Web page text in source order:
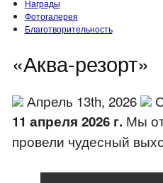
Награды
Фотогалерея
Благотворительность
«Аква-резорт»
Апрель 13th, 2026
11 апреля 2026 г. Мы
провели чудесный